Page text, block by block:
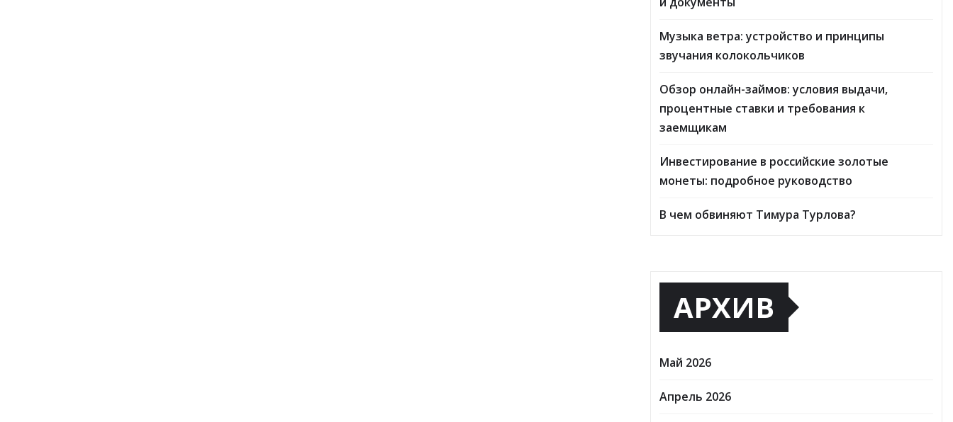
Музыка ветра: устройство и принципы
звучания колокольчиков
Обзор онлайн-займов: условия выдачи,
процентные ставки и требования к
заемщикам
Инвестирование в российские золотые
монеты: подробное руководство
В чем обвиняют Тимура Турлова?
АРХИВ
Май 2026
Апрель 2026